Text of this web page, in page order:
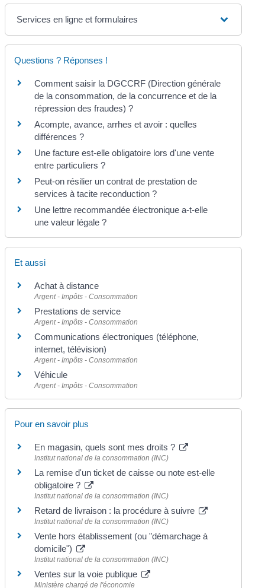
Services en ligne et formulaires
Questions ? Réponses !
Comment saisir la DGCCRF (Direction générale
de la consommation, de la concurrence et de la
répression des fraudes) ?
Acompte, avance, arrhes et avoir : quelles
différences ?
Une facture est-elle obligatoire lors d'une vente
entre particuliers ?
Peut-on résilier un contrat de prestation de
services à tacite reconduction ?
Une lettre recommandée électronique a-t-elle
une valeur légale ?
Et aussi
Achat à distance
Argent - Impôts - Consommation
Prestations de service
Argent - Impôts - Consommation
Communications électroniques (téléphone,
internet, télévision)
Argent - Impôts - Consommation
Véhicule
Argent - Impôts - Consommation
Pour en savoir plus
En magasin, quels sont mes droits ?
Institut national de la consommation (INC)
La remise d'un ticket de caisse ou note est-elle
obligatoire ?
Institut national de la consommation (INC)
Retard de livraison : la procédure à suivre
Institut national de la consommation (INC)
Vente hors établissement (ou "démarchage à
domicile")
Institut national de la consommation (INC)
Ventes sur la voie publique
Ministère chargé de l'économie